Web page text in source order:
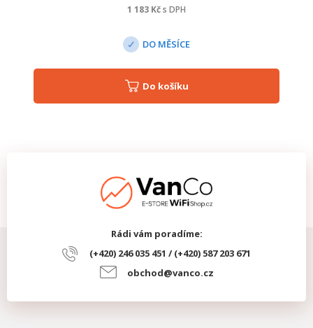
1 183 Kčs DPH
DO MĚSÍCE
Do košíku
Rádi vám poradíme:
(+420) 246 035 451 / (+420) 587 203 671
obchod@vanco.cz